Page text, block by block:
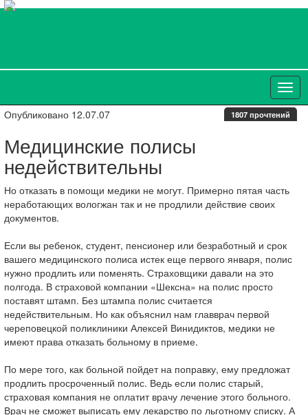
Опубликовано 12.07.07 1807 прочтений
Медицинские полисы
недействительны
Но отказать в помощи медики не могут. Примерно пятая часть
неработающих вологжан так и не продлили действие своих
документов.
Если вы ребенок, студент, пенсионер или безработный и срок
вашего медицинского полиса истек еще первого января, полис
нужно продлить или поменять. Страховщики давали на это
полгода. В страховой компании «Шексна» на полис просто
поставят штамп. Без штампа полис считается
недействительным. Но как объяснил нам главврач первой
череповецкой поликлиники Алексей Винидиктов, медики не
имеют права отказать больному в приеме.
По мере того, как больной пойдет на поправку, ему предложат
продлить просроченный полис. Ведь если полис старый,
страховая компания не оплатит врачу лечение этого больного.
Врач не сможет выписать ему лекарство по льготному списку. А